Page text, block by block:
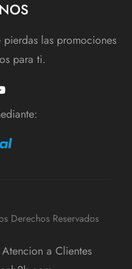
pierdas las promociones
para ti.
Derechos Reservados
Atencion a Clientes